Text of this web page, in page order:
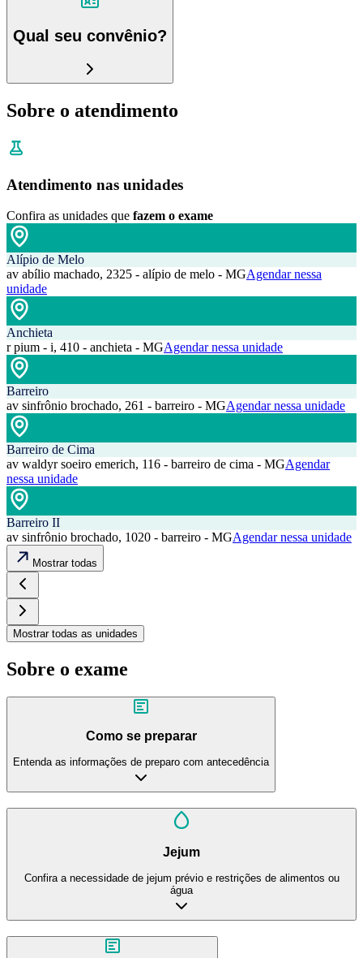
Qual seu convênio?
Sobre o atendimento
Atendimento nas unidades
Confira as unidades que fazem o exame
Alípio de Melo
av abílio machado, 2325 - alípio de melo - MGAgendar nessa
unidade
Anchieta
r pium - i, 410 - anchieta - MGAgendar nessa unidade
Barreiro
av sinfrônio brochado, 261 - barreiro - MGAgendar nessa unidade
Barreiro de Cima
av waldyr soeiro emerich, 116 - barreiro de cima - MGAgendar
nessa unidade
Barreiro II
av sinfrônio brochado, 1020 - barreiro - MGAgendar nessa unidade
Mostrar todas
Mostrar todas as unidades
Sobre o exame
Como se preparar
Entenda as informações de preparo com antecedência
Jejum
Confira a necessidade de jejum prévio e restrições de alimentos ou
água